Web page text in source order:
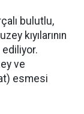
bulutlu,
kıyılarının
ve
esmesi